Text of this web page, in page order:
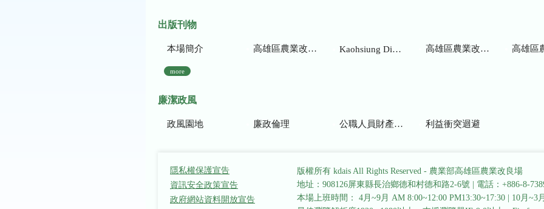
出版刊物
本場簡介 高雄區農業改良場研究彙報 Kaohsiung District Agricultural Research and Extension Station 高雄區農業改良場年報 高雄區
more
廉潔政風
政風園地 廉政倫理 公職人員財產申報 利益衝突迴避
隱私權保護宣告
資訊安全政策宣告
政府網站資料開放宣告
版權所有 kdais All Rights Reserved - 農業部高雄區農業改良場
地址：908126屏東縣長治鄉德和村德和路2-6號
電話：+886-8-
本場上班時間： 4月~9月 AM 8:00~12:00 PM13:30~17:30
10月~3